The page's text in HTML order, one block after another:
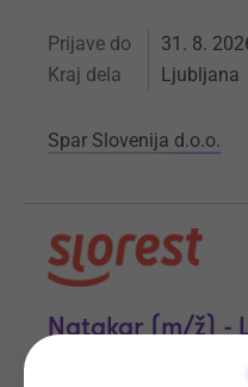
Prijave do 31. 8.
Kraj dela Ljubljana
Spar Slovenija d.o.o.
Natakar (m/ž) -
V naši Slorest ekipi v